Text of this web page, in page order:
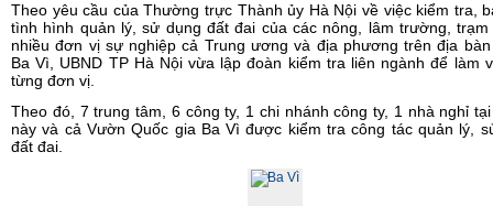
Theo yêu cầu của Thường trực Thành ủy Hà Nội về việc kiểm tra,
tình hình quản lý, sử dụng đất đai của các nông, lâm trường, trạm
nhiều đơn vị sự nghiệp cả Trung ương và địa phương trên địa
Ba Vì, UBND TP Hà Nội vừa lập đoàn kiểm tra liên ngành để làm
từng đơn vị.
Theo đó, 7 trung tâm, 6 công ty, 1 chi nhánh công ty, 1 nhà nghỉ
này và cả Vườn Quốc gia Ba Vì được kiểm tra công tác quản lý,
đất đai.